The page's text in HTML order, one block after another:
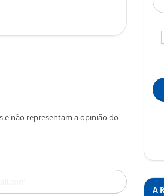
e não representam a opinião do
A